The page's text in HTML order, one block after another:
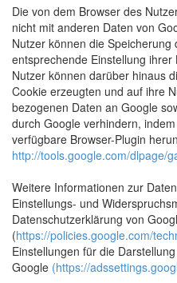
Die von dem Browser des
nicht mit anderen Daten von
Nutzer können die
entsprechende Einstellung
Nutzer können darüber hinaus
Cookie erzeugten und auf ihre
bezogenen Daten an Google
durch Google verhindern,
verfügbare Browser-Plugin
http://tools.google.com/dlpage/
Weitere Informationen zur
Einstellungs- und
Datenschutzerklärung von
(https://policies.google.com/
Einstellungen für die
Google (https://